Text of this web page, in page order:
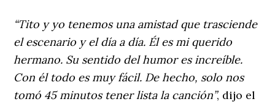
“Tito y yo tenemos una amistad que trasciende
el escenario y el día a día. Él es mi querido
hermano. Su sentido del humor es increíble.
Con él todo es muy fácil. De hecho, solo nos
tomó 45 minutos tener lista la canción”, dijo el